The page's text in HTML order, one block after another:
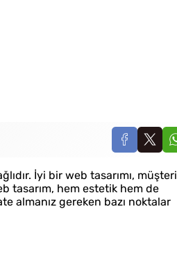
İyi bir web tasarımı, müşteri
tasarım, hem estetik hem de
almanız gereken bazı noktalar